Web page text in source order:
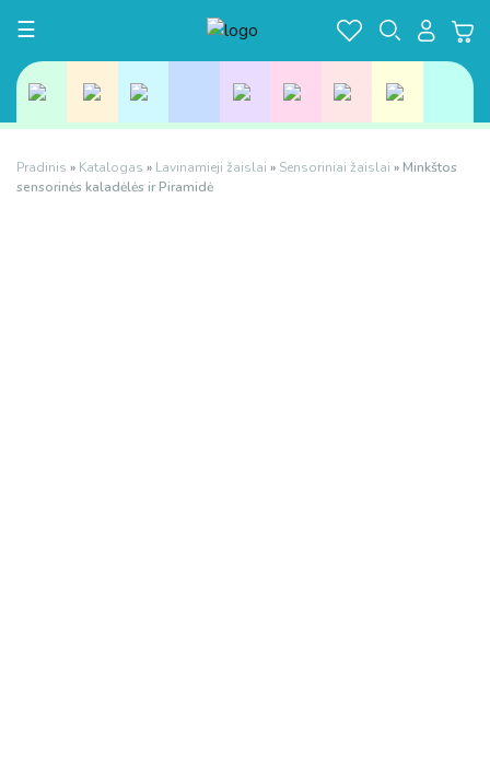
Toggle navigation
☰
Pradinis » Katalogas » Lavinamieji žaislai » Sensoriniai žaislai » Minkštos
sensorinės kaladėlės ir Piramidė